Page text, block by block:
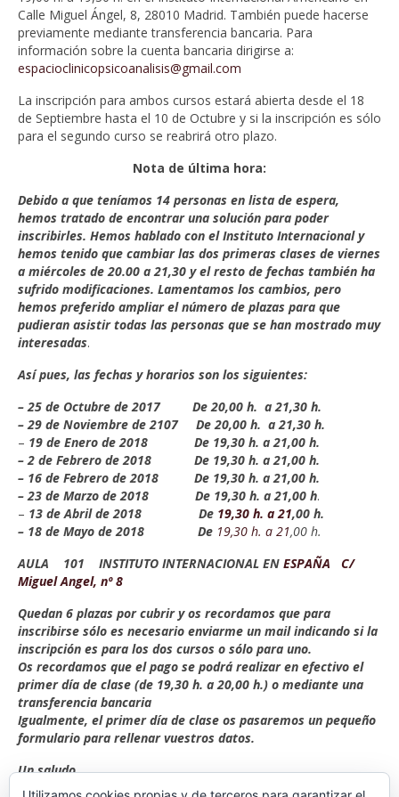
Calle Miguel Ángel, 8, 28010 Madrid. También puede hacerse
previamente mediante transferencia bancaria. Para
información sobre la cuenta bancaria dirigirse a:
espacioclinicopsicoanalisis@gmail.com
La inscripción para ambos cursos estará abierta desde el 18
de Septiembre hasta el 10 de Octubre y si la inscripción es sólo
para el segundo curso se reabrirá otro plazo.
Nota de última hora:
Debido a que teníamos 14 personas en lista de espera,
hemos tratado de encontrar una solución para poder
inscribirles. Hemos hablado con el Instituto Internacional y
hemos tenido que cambiar las dos primeras clases de viernes
a miércoles de 20.00 a 21,30 y el resto de fechas también ha
sufrido modificaciones. Lamentamos los cambios, pero
hemos preferido ampliar el número de plazas para que
pudieran asistir todas las personas que se han mostrado muy
interesadas.
Así pues, las fechas y horarios son los siguientes:
– 25 de Octubre de 2017 De 20,00 h. a 21,30 h.
– 29 de Noviembre de 2107 De 20,00 h. a 21,30 h.
– 19 de Enero de 2018 De 19,30 h. a 21,00 h.
– 2 de Febrero de 2018 De 19,30 h. a 21,00 h.
– 16 de Febrero de 2018 De 19,30 h. a 21,00 h.
– 23 de Marzo de 2018 De 19,30 h. a 21,00 h.
– 13 de Abril de 2018 De 19,30 h. a 21,00 h.
– 18 de Mayo de 2018 De 19,30 h. a 21,00 h.
AULA 101 INSTITUTO INTERNACIONAL EN ESPAÑA C/
Miguel Angel, nº 8
Quedan 6 plazas por cubrir y os recordamos que para
inscribirse sólo es necesario enviarme un mail indicando si la
inscripción es para los dos cursos o sólo para uno.
Os recordamos que el pago se podrá realizar en efectivo el
primer día de clase (de 19,30 h. a 20,00 h.) o mediante una
transferencia bancaria
Igualmente, el primer día de clase os pasaremos un pequeño
formulario para rellenar vuestros datos.
Un saludo.